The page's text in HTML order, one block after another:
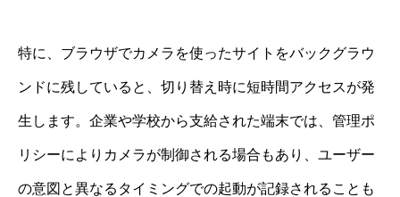
特に、ブラウザでカメラを使ったサイトをバックグラウ
ンドに残していると、切り替え時に短時間アクセスが発
生します。企業や学校から支給された端末では、管理ポ
リシーによりカメラが制御される場合もあり、ユーザー
の意図と異なるタイミングでの起動が記録されることも